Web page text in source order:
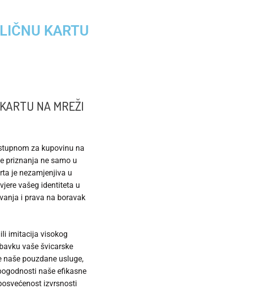
KARTU
NA MREŽI
za kupovinu na
priznanja ne samo u
je nezamjenjiva u
vašeg identiteta u
i prava na boravak
imitacija visokog
vaše švicarske
pouzdane usluge,
naše efikasne
izvrsnosti